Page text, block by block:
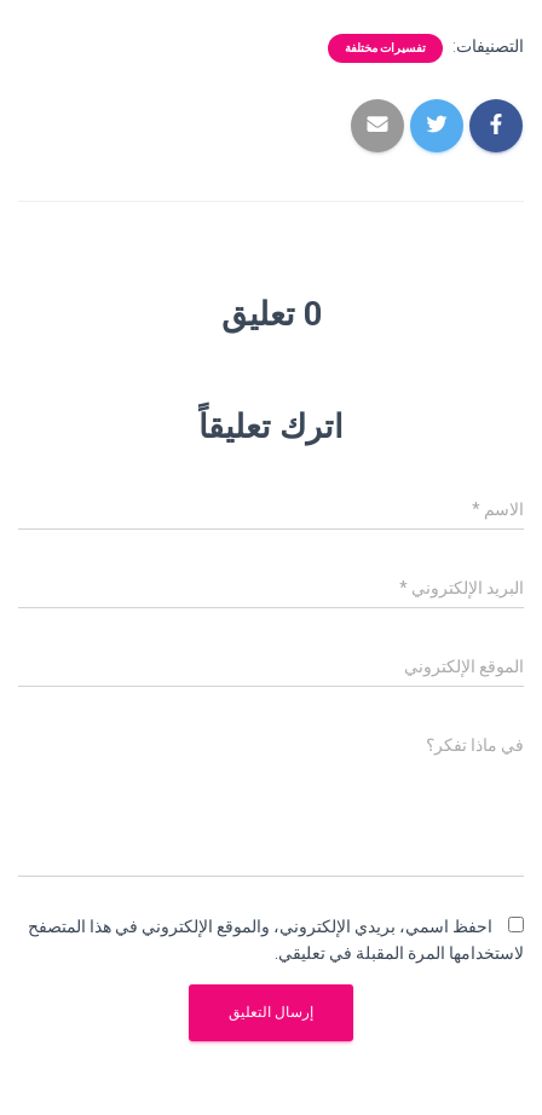
التصنيفات: تفسيرات مختلفة
0 تعليق
اترك تعليقاً
الاسم *
البريد الإلكتروني *
الموقع الإلكتروني
في ماذا تفكر؟
احفظ اسمي، بريدي الإلكتروني، والموقع الإلكتروني في هذا المتصفح
لاستخدامها المرة المقبلة في تعليقي.